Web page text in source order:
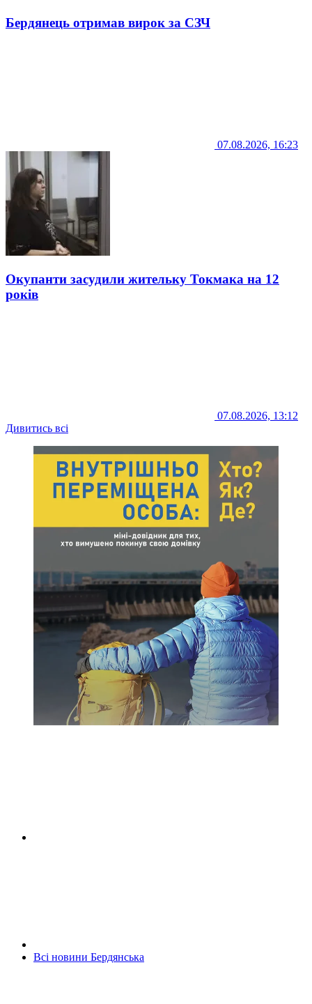
Бердянець отримав вирок за СЗЧ
07.08.2026, 16:23
Окупанти засудили жительку Токмака на 12
років
07.08.2026, 13:12
Дивитись всі
Всі новини Бердянська